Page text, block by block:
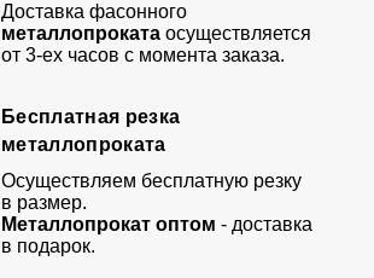
Доставка фасонного
металлопроката осуществляется
от 3-ех часов с момента заказа.
Бесплатная резка
металлопроката
Осуществляем бесплатную резку
в размер.
Металлопрокат оптом - доставка
в подарок.